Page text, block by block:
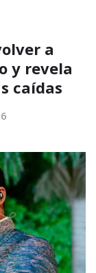
a
y revela
caídas